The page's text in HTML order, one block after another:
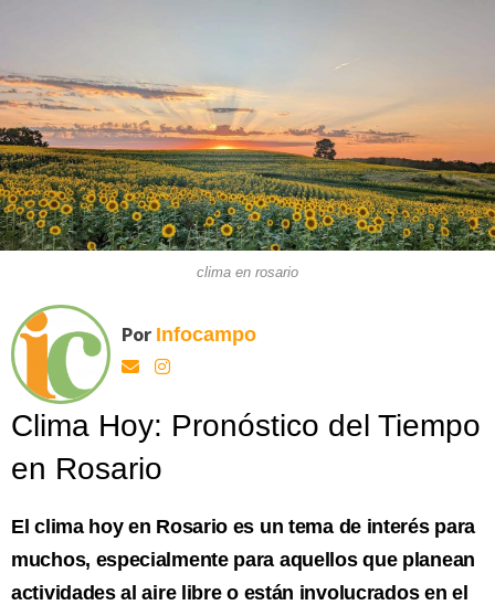
clima en rosario
Por Infocampo
Clima Hoy: Pronóstico del Tiempo
en Rosario
El clima hoy en Rosario es un tema de interés para
muchos, especialmente para aquellos que planean
actividades al aire libre o están involucrados en el